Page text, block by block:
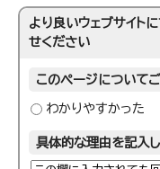
より良いウェブサイト
せください
このページについて
わかりやすかった
具体的な理由を記入